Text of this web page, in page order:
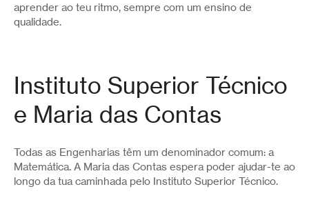
aprender ao teu ritmo, sempre com um ensino de
qualidade.
Instituto Superior Técnico
e Maria das Contas
Todas as Engenharias têm um denominador comum: a
Matemática. A Maria das Contas espera poder ajudar-te ao
longo da tua caminhada pelo Instituto Superior Técnico.